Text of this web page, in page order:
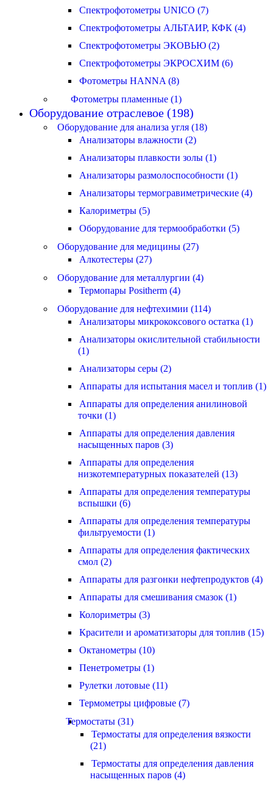
Спектрофотометры UNICO (7)
Спектрофотометры АЛЬТАИР, КФК (4)
Спектрофотометры ЭКОВЬЮ (2)
Спектрофотометры ЭКРОСХИМ (6)
Фотометры HANNA (8)
Фотометры пламенные (1)
Оборудование отраслевое (198)
Оборудование для анализа угля (18)
Анализаторы влажности (2)
Анализаторы плавкости золы (1)
Анализаторы размолоспособности (1)
Анализаторы термогравиметрические (4)
Калориметры (5)
Оборудование для термообработки (5)
Оборудование для медицины (27)
Алкотестеры (27)
Оборудование для металлургии (4)
Термопары Positherm (4)
Оборудование для нефтехимии (114)
Анализаторы микрококсового остатка (1)
Анализаторы окислительной стабильности
(1)
Анализаторы серы (2)
Аппараты для испытания масел и топлив (1)
Аппараты для определения анилиновой
точки (1)
Аппараты для определения давления
насыщенных паров (3)
Аппараты для определения
низкотемпературных показателей (13)
Аппараты для определения температуры
вспышки (6)
Аппараты для определения температуры
фильтруемости (1)
Аппараты для определения фактических
смол (2)
Аппараты для разгонки нефтепродуктов (4)
Аппараты для смешивания смазок (1)
Колориметры (3)
Красители и ароматизаторы для топлив (15)
Октанометры (10)
Пенетрометры (1)
Рулетки лотовые (11)
Термометры цифровые (7)
Термостаты (31)
Термостаты для определения вязкости
(21)
Термостаты для определения давления
насыщенных паров (4)